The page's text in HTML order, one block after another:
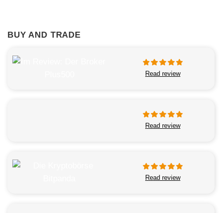
BUY AND TRADE
Read review
Read review
Read review